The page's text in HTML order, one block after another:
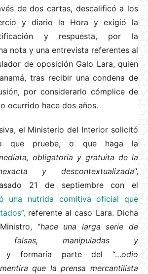
de dos cartas, descalificó a los
y diario la Hora y exigió la
y respuesta, por la
nota y una entrevista referentes al
de oposición Galo Lara, quien
tras recibir una condena de
por considerarlo cómplice de
ocurrido hace dos años.
el Ministerio del Interior solicitó
que pruebe, o que haga la
obligatoria y gratuita de la
y descontextualizada”,
21 de septiembre con el
una nutrida comitiva oficial que
referente al caso Lara. Dicha
“hace una larga serie de
falsas, manipuladas y
formaría parte del “…odio
que la prensa mercantilista